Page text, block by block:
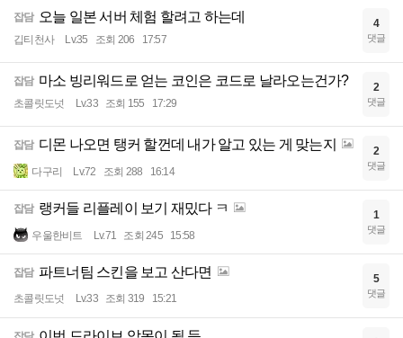
잡담 오늘 일본 서버 체험 할려고 하는데
깁티천사 Lv.35 조회 206 17:57
4
댓글
잡담 마소 빙리워드로 얻는 코인은 코드로 날라오는건가?
초콜릿도넛 Lv.33 조회 155 17:29
2
댓글
잡담 디몬 나오면 탱커 할껀데 내가 알고 있는 게 맞는지
다구리 Lv.72 조회 288 16:14
2
댓글
잡담 랭커들 리플레이 보기 재밌다 ㅋ
우울한비트 Lv.71 조회 245 15:58
1
댓글
잡담 파트너팀 스킨을 보고 산다면
초콜릿도넛 Lv.33 조회 319 15:21
5
댓글